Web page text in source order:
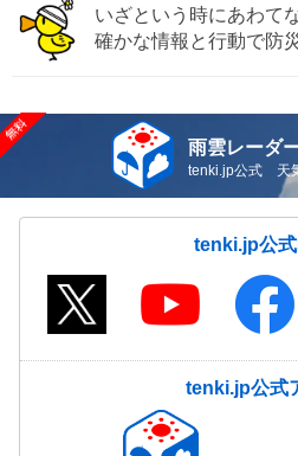
いざという時にあわて
確かな情報と行動で防
雨雲レーダ
tenki.jp公式 天
tenki.jp公
tenki.jp公式